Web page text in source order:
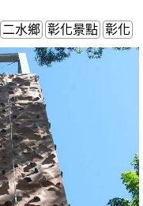
二水鄉 彰化景點 彰化